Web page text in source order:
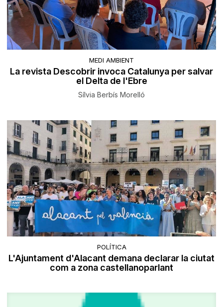
MEDI AMBIENT
La revista Descobrir invoca Catalunya per salvar
el Delta de l'Ebre
Sílvia Berbís Morelló
POLÍTICA
L'Ajuntament d'Alacant demana declarar la ciutat
com a zona castellanoparlant